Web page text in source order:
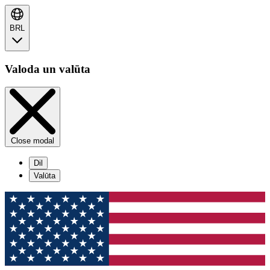
BRL
Valoda un valūta
Close modal
Dil
Valūta